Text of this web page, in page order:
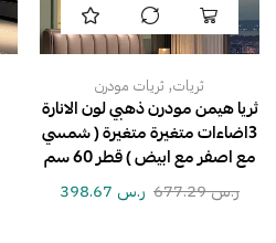
ثريات, ثريات مودرن
ثريا هيمن مودرن ذهبي لون الانارة
3اضاءات متغيرة متغيرة ( شمسي
مع اصفر مع ابيض ) قطر 60 سم
ر.س677.29 ر.س